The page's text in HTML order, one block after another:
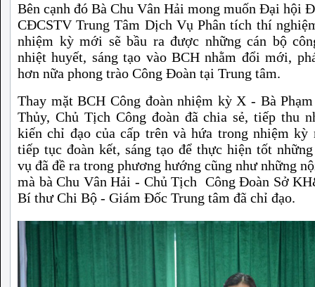
Bên cạnh đó Bà Chu Vân Hải mong muốn Đại hội
CĐCSTV Trung Tâm Dịch Vụ Phân tích thí
nhiệm kỳ mới sẽ bầu ra được những cán bộ
nhiệt huyết, sáng tạo vào BCH nhằm đổi mới,
hơn nữa phong trào Công Đoàn tại Trung tâm.
Thay mặt BCH Công đoàn nhiệm kỳ X - Bà
Thủy, Chủ Tịch Công đoàn đã chia sẻ, tiếp thu
kiến chỉ đạo của cấp trên và hứa trong nhiệm kỳ
tiếp tục đoàn kết, sáng tạo để thực hiện tốt
vụ đã đề ra trong phương hướng cũng như những
mà bà Chu Vân Hải - Chủ Tịch Công Đoàn Sở
Bí thư Chi Bộ - Giám Đốc Trung tâm đã chỉ đạo.